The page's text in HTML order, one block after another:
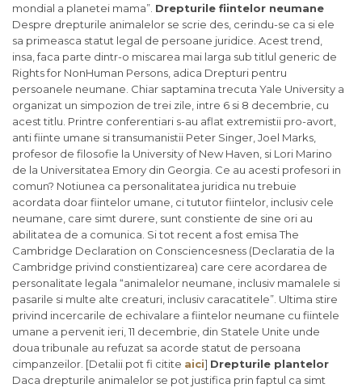
mondial a planetei mama”. Drepturile fiintelor neumane
Despre drepturile animalelor se scrie des, cerindu-se ca si ele
sa primeasca statut legal de persoane juridice. Acest trend,
insa, faca parte dintr-o miscarea mai larga sub titlul generic de
Rights for NonHuman Persons, adica Drepturi pentru
persoanele neumane. Chiar saptamina trecuta Yale University a
organizat un simpozion de trei zile, intre 6 si 8 decembrie, cu
acest titlu. Printre conferentiari s-au aflat extremistii pro-avort,
anti fiinte umane si transumanistii Peter Singer, Joel Marks,
profesor de filosofie la University of New Haven, si Lori Marino
de la Universitatea Emory din Georgia. Ce au acesti profesori in
comun? Notiunea ca personalitatea juridica nu trebuie
acordata doar fiintelor umane, ci tututor fiintelor, inclusiv cele
neumane, care simt durere, sunt constiente de sine ori au
abilitatea de a comunica. Si tot recent a fost emisa The
Cambridge Declaration on Consciencesness (Declaratia de la
Cambridge privind constientizarea) care cere acordarea de
personalitate legala “animalelor neumane, inclusiv mamalele si
pasarile si multe alte creaturi, inclusiv caracatitele”. Ultima stire
privind incercarile de echivalare a fiintelor neumane cu fiintele
umane a pervenit ieri, 11 decembrie, din Statele Unite unde
doua tribunale au refuzat sa acorde statut de persoana
cimpanzeilor. [Detalii pot fi citite aici] Drepturile plantelor
Daca drepturile animalelor se pot justifica prin faptul ca simt